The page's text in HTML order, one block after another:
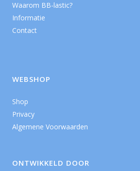
Waarom BB-lastic?
Informatie
Contact
WEBSHOP
Shop
Privacy
Algemene Voorwaarden
ONTWIKKELD DOOR